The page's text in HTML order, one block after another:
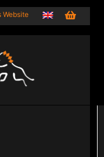
Website